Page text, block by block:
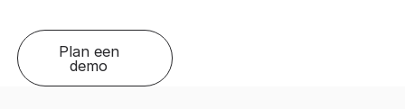
Plan een
demo